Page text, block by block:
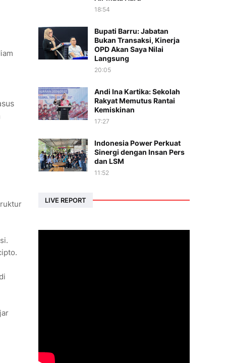
18:54
Bupati Barru: Jabatan
Bukan Transaksi, Kinerja
OPD Akan Saya Nilai
Langsung
20:05
Andi Ina Kartika: Sekolah
Rakyat Memutus Rantai
Kemiskinan
17:27
Indonesia Power Perkuat
Sinergi dengan Insan Pers
dan LSM
11:52
LIVE REPORT